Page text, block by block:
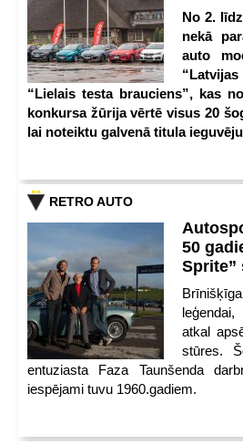
No 2.
nekā
auto
“Lielais testa brauciens”, kas
konkursa žūrija vērtē visus 20
lai noteiktu galvenā titula
RETRO AUTO
50
Sprite”
atkal
stūres.
entuziasta Faza Taunšenda
iespējami tuvu 1960.gadiem.